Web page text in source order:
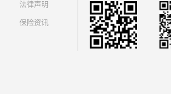
法律声明
保险资讯